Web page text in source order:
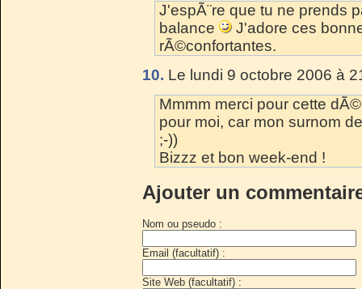
J'espÃ¨re que tu ne prends
balance
J'adore ces
rÃ©confortantes.
10. Le lundi 9 octobre 2006 à
Mmmm merci pour cette
pour moi, car mon surnom
;-))
Bizzz et bon week-end !
Ajouter un
Nom ou pseudo :
Email (facultatif) :
Site Web (facultatif) :